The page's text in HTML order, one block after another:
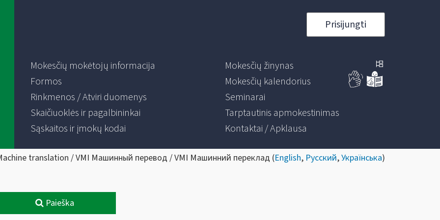
Prisijungti
Mokesčių mokėtojų informacija
Formos
Rinkmenos / Atviri duomenys
Skaičiuoklės ir pagalbininkai
Sąskaitos ir įmokų kodai
Mokesčių žinynas
Mokesčių kalendorius
Seminarai
Tarptautinis apmokestinimas
Kontaktai / Apklausa
translation / VMI Машинный перевод / VMI Машинний переклад (English, Русский,Українська)
Paieška